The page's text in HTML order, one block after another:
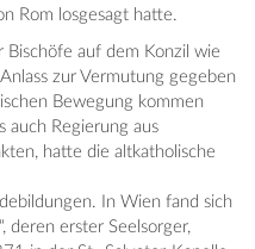
Rom losgesagt hatte.
Bischöfe auf dem Konzil wie
zur Vermutung gegeben
Bewegung kommen
auch Regierung aus
hatte die altkatholische
In Wien fand sich
deren erster Seelsorger,